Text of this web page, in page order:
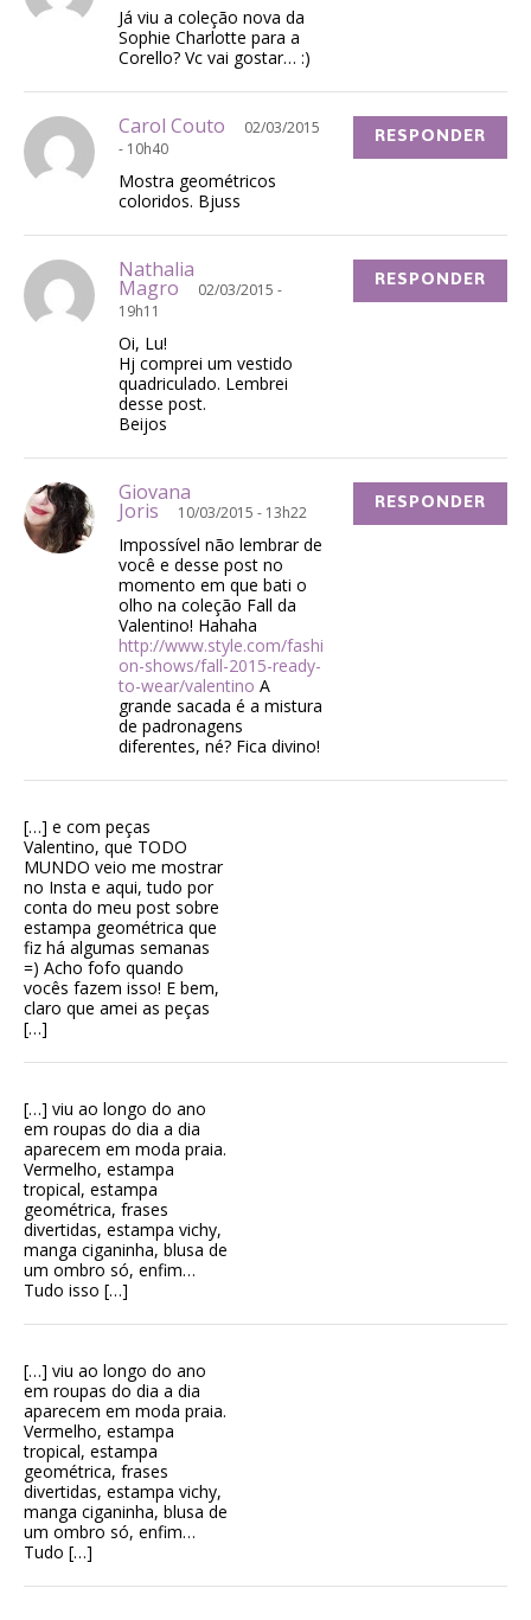
Já viu a coleção nova da
Sophie Charlotte para a
Corello? Vc vai gostar… :)
Carol Couto
02/03/2015
- 10h40
Mostra geométricos
coloridos. Bjuss
RESPONDER
Nathalia
Magro
02/03/2015 -
19h11
Oi, Lu!
Hj comprei um vestido
quadriculado. Lembrei
desse post.
Beijos
RESPONDER
Giovana
Joris 10/03/2015 - 13h22
Impossível não lembrar de
você e desse post no
momento em que bati o
olho na coleção Fall da
Valentino! Hahaha
http://www.style.com/fashi
on-shows/fall-2015-ready-
to-wear/valentino A
grande sacada é a mistura
de padronagens
diferentes, né? Fica divino!
RESPONDER
[…] e com peças
Valentino, que TODO
MUNDO veio me mostrar
no Insta e aqui, tudo por
conta do meu post sobre
estampa geométrica que
fiz há algumas semanas
=) Acho fofo quando
vocês fazem isso! E bem,
claro que amei as peças
[…]
[…] viu ao longo do ano
em roupas do dia a dia
aparecem em moda praia.
Vermelho, estampa
tropical, estampa
geométrica, frases
divertidas, estampa vichy,
manga ciganinha, blusa de
um ombro só, enfim…
Tudo isso […]
[…] viu ao longo do ano
em roupas do dia a dia
aparecem em moda praia.
Vermelho, estampa
tropical, estampa
geométrica, frases
divertidas, estampa vichy,
manga ciganinha, blusa de
um ombro só, enfim…
Tudo […]